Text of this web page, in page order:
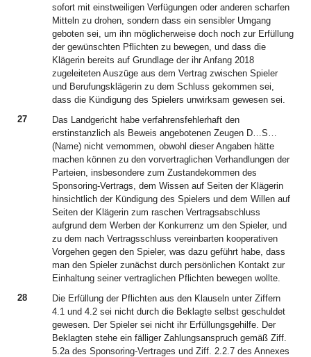
sofort mit einstweiligen Verfügungen oder anderen scharfen
Mitteln zu drohen, sondern dass ein sensibler Umgang
geboten sei, um ihn möglicherweise doch noch zur Erfüllung
der gewünschten Pflichten zu bewegen, und dass die
Klägerin bereits auf Grundlage der ihr Anfang 2018
zugeleiteten Auszüge aus dem Vertrag zwischen Spieler
und Berufungsklägerin zu dem Schluss gekommen sei,
dass die Kündigung des Spielers unwirksam gewesen sei.
27
Das Landgericht habe verfahrensfehlerhaft den
erstinstanzlich als Beweis angebotenen Zeugen D…S…
(Name) nicht vernommen, obwohl dieser Angaben hätte
machen können zu den vorvertraglichen Verhandlungen der
Parteien, insbesondere zum Zustandekommen des
Sponsoring-Vertrags, dem Wissen auf Seiten der Klägerin
hinsichtlich der Kündigung des Spielers und dem Willen auf
Seiten der Klägerin zum raschen Vertragsabschluss
aufgrund dem Werben der Konkurrenz um den Spieler, und
zu dem nach Vertragsschluss vereinbarten kooperativen
Vorgehen gegen den Spieler, was dazu geführt habe, dass
man den Spieler zunächst durch persönlichen Kontakt zur
Einhaltung seiner vertraglichen Pflichten bewegen wollte.
28
Die Erfüllung der Pflichten aus den Klauseln unter Ziffern
4.1 und 4.2 sei nicht durch die Beklagte selbst geschuldet
gewesen. Der Spieler sei nicht ihr Erfüllungsgehilfe. Der
Beklagten stehe ein fälliger Zahlungsanspruch gemäß Ziff.
5.2a des Sponsoring-Vertrages und Ziff. 2.2.7 des Annexes